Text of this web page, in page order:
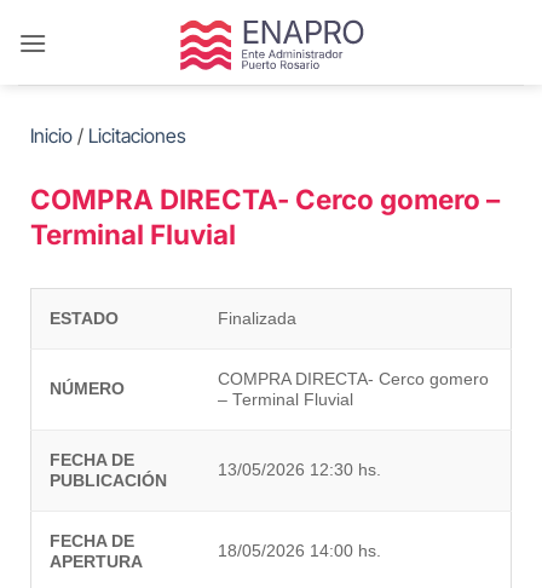
Inicio / Licitaciones
COMPRA DIRECTA- Cerco gomero –
Terminal Fluvial
ESTADO Finalizada
NÚMERO
COMPRA DIRECTA- Cerco gomero
– Terminal Fluvial
FECHA DE
PUBLICACIÓN
13/05/2026 12:30 hs.
FECHA DE
APERTURA
18/05/2026 14:00 hs.